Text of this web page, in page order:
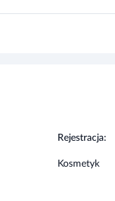
Rejestracja:
Kosmetyk